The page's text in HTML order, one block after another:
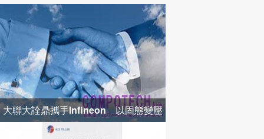
大聯大詮鼎攜手Infineon 以固態變壓
器打造高效配電新架構